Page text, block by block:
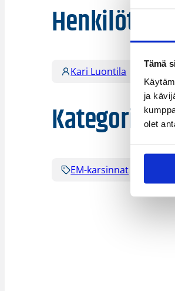
Tämä
ja
olet
Henkilöt
Kari Luontila
Kategoriat
EM-karsinnat